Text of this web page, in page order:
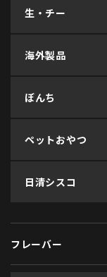
生・チー
海外製品
ぼんち
ペットおやつ
日清シスコ
フレーバー